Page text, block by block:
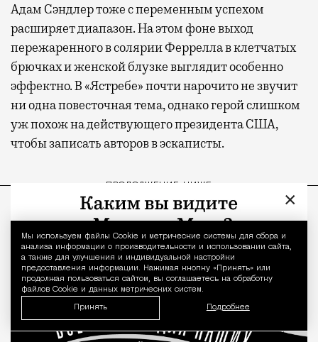
Уведомление
Мы используем файлы Сookie и метрические системы для сбора и
анализа информации о производительности и использовании сайта,
а также для улучшения и индивидуальной настройки
предоставления информации. Нажимая кнопку «Принять» или
продолжая пользоваться сайтом, вы соглашаетесь на обработку
файлов Cookie и данных метрических систем.
Принять Подробнее
Адам Сэндлер тоже с переменным успехом
расширяет диапазон. На этом фоне выход
пережаренного в солярии Феррелла в клетчатых
брючках и женской блузке выглядит особенно
эффектно. В «Ястребе» почти нарочито не звучит
ни одна повесточная тема, однако герой слишком
уж похож на действующего президента США,
чтобы записать авторов в эскаписты.
ПРОДОЛЖЕНИЕ НИЖЕ
×